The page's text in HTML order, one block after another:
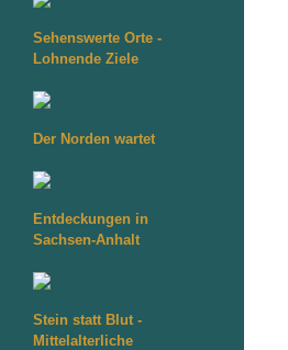
Sehenswerte Orte -
Lohnende Ziele
Der Norden wartet
Entdeckungen in
Sachsen-Anhalt
Stein statt Blut -
Mittelalterliche